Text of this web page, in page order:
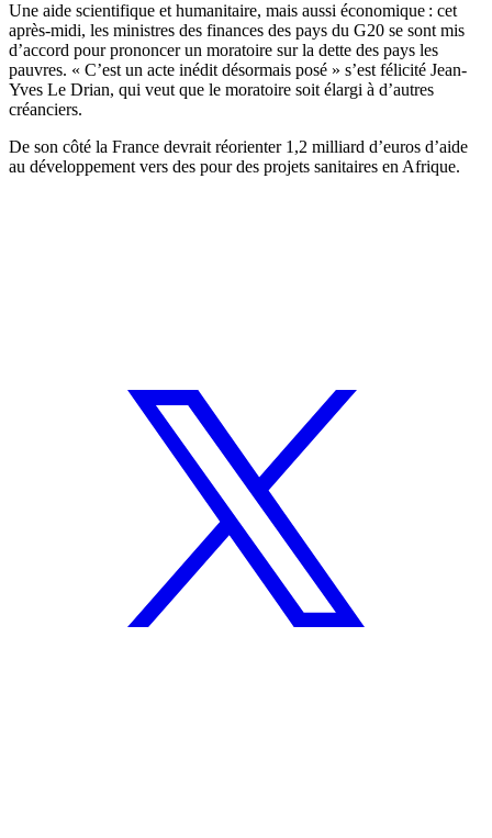
Une aide scientifique et humanitaire, mais aussi économique : cet
après-midi, les ministres des finances des pays du G20 se sont mis
d’accord pour prononcer un moratoire sur la dette des pays les
pauvres. « C’est un acte inédit désormais posé » s’est félicité Jean-
Yves Le Drian, qui veut que le moratoire soit élargi à d’autres
créanciers.
De son côté la France devrait réorienter 1,2 milliard d’euros d’aide
au développement vers des pour des projets sanitaires en Afrique.